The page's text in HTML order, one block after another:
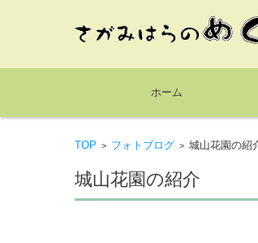
コンテンツに移動
ホーム
TOP > フォトブログ > 城山花園の紹
城山花園の紹介